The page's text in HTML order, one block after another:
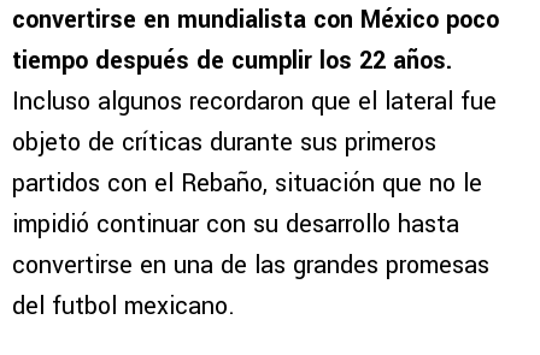
convertirse en mundialista con México poco
tiempo después de cumplir los 22 años.
Incluso algunos recordaron que el lateral fue
objeto de críticas durante sus primeros
partidos con el Rebaño, situación que no le
impidió continuar con su desarrollo hasta
convertirse en una de las grandes promesas
del futbol mexicano.